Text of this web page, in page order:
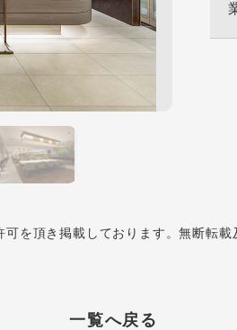
を頂き掲載しております。無断転載
一覧へ戻る